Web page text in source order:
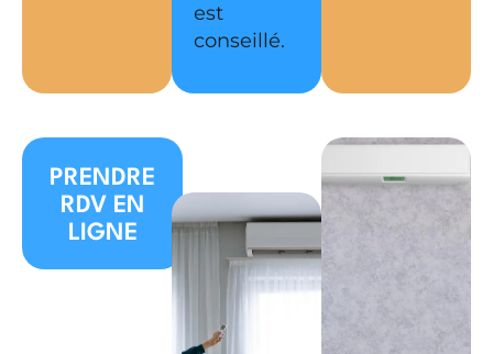
est
conseillé.
PRENDRE
RDV EN
LIGNE